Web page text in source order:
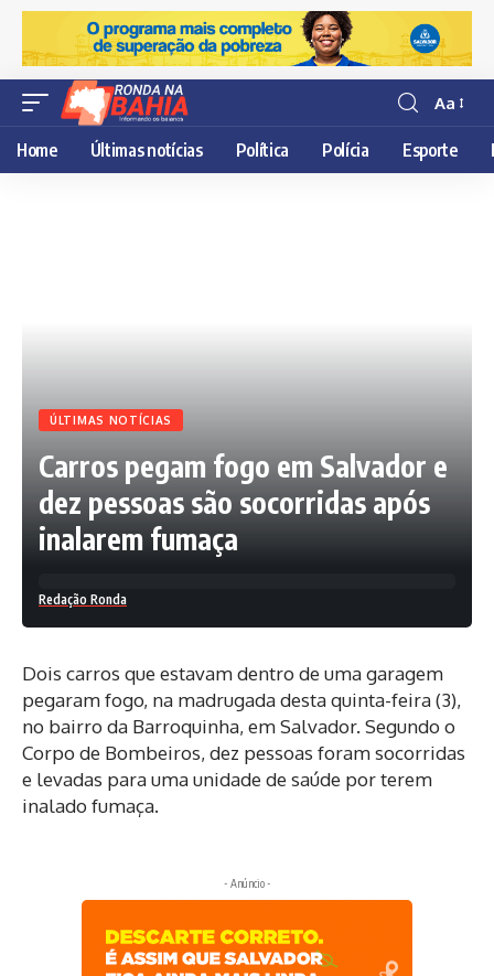
Resisor
de
fonte
Aa
Home Últimas notícias Política Polícia Esporte
ÚLTIMAS NOTÍCIAS
Carros pegam fogo em Salvador e
dez pessoas são socorridas após
inalarem fumaça
Redação Ronda
Dois carros que estavam dentro de uma garagem
pegaram fogo, na madrugada desta quinta-feira (3),
no bairro da Barroquinha, em Salvador. Segundo o
Corpo de Bombeiros, dez pessoas foram socorridas
e levadas para uma unidade de saúde por terem
inalado fumaça.
- Anúncio -